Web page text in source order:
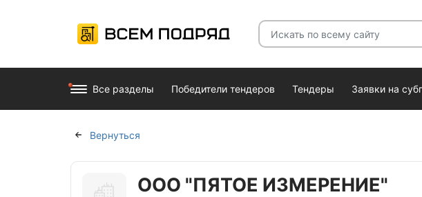
Все разделы Победители тендеров Тендеры Заявки на
Вернуться
ООО "ПЯТОЕ ИЗМЕРЕНИЕ"